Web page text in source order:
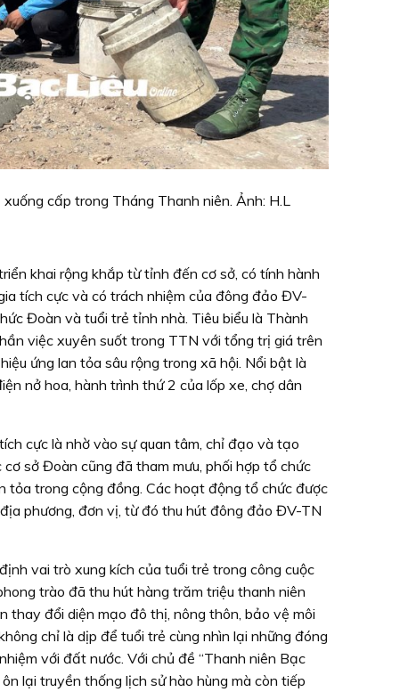
cấp trong Tháng Thanh niên. Ảnh: H.L
khai rộng khắp từ tỉnh đến cơ sở, có tính hành
tích cực và có trách nhiệm của đông đảo ĐV-
Đoàn và tuổi trẻ tỉnh nhà. Tiêu biểu là Thành
việc xuyên suốt trong TTN với tổng trị giá trên
ứng lan tỏa sâu rộng trong xã hội. Nổi bật là
nở hoa, hành trình thứ 2 của lốp xe, chợ dân
cực là nhờ vào sự quan tâm, chỉ đạo và tạo
sở Đoàn cũng đã tham mưu, phối hợp tổ chức
trong cộng đồng. Các hoạt động tổ chức được
phương, đơn vị, từ đó thu hút đông đảo ĐV-TN
vai trò xung kích của tuổi trẻ trong công cuộc
trào đã thu hút hàng trăm triệu thanh niên
thay đổi diện mạo đô thị, nông thôn, bảo vệ môi
chỉ là dịp để tuổi trẻ cùng nhìn lại những đóng
với đất nước. Với chủ đề “Thanh niên Bạc
lại truyền thống lịch sử hào hùng mà còn tiếp